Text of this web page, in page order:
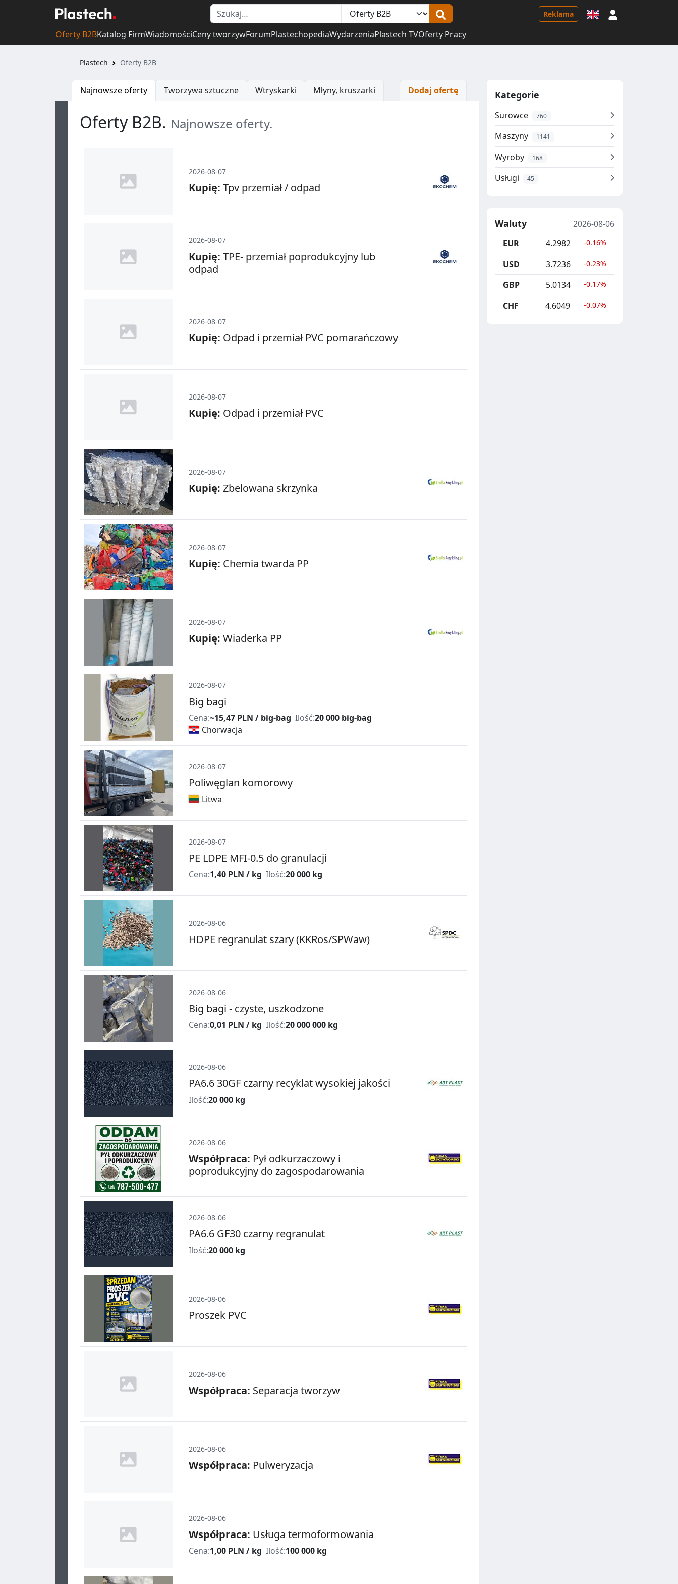
Reklama
Oferty B2BKatalog FirmWiadomościCeny tworzywForumPlastechopediaWydarzeniaPlastech TVOferty Pracy
Plastech Oferty B2B
Najnowsze oferty Tworzywa sztuczne Wtryskarki Młyny, kruszarki Dodaj ofertę
Oferty B2B. Najnowsze oferty.
2026-08-07
Kupię: Tpv przemiał / odpad
2026-08-07
Kupię: TPE- przemiał poprodukcyjny lub
odpad
2026-08-07
Kupię: Odpad i przemiał PVC pomarańczowy
2026-08-07
Kupię: Odpad i przemiał PVC
2026-08-07
Kupię: Zbelowana skrzynka
2026-08-07
Kupię: Chemia twarda PP
2026-08-07
Kupię: Wiaderka PP
2026-08-07
Big bagi
Cena:~15,47 PLN / big-bag Ilość:20 000 big-bag
Chorwacja
2026-08-07
Poliwęglan komorowy
Litwa
2026-08-07
PE LDPE MFI-0.5 do granulacji
Cena:1,40 PLN / kg Ilość:20 000 kg
2026-08-06
HDPE regranulat szary (KKRos/SPWaw)
2026-08-06
Big bagi - czyste, uszkodzone
Cena:0,01 PLN / kg Ilość:20 000 000 kg
2026-08-06
PA6.6 30GF czarny recyklat wysokiej jakości
Ilość:20 000 kg
2026-08-06
Współpraca: Pył odkurzaczowy i
poprodukcyjny do zagospodarowania
2026-08-06
PA6.6 GF30 czarny regranulat
Ilość:20 000 kg
2026-08-06
Proszek PVC
2026-08-06
Współpraca: Separacja tworzyw
2026-08-06
Współpraca: Pulweryzacja
2026-08-06
Współpraca: Usługa termoformowania
Cena:1,00 PLN / kg Ilość:100 000 kg
Kategorie
Surowce 760
Maszyny 1141
Wyroby 168
Usługi 45
Waluty
2026-08-06
EUR
4.2982 -0.16%
USD 3.7236 -0.23%
GBP 5.0134 -0.17%
CHF 4.6049 -0.07%